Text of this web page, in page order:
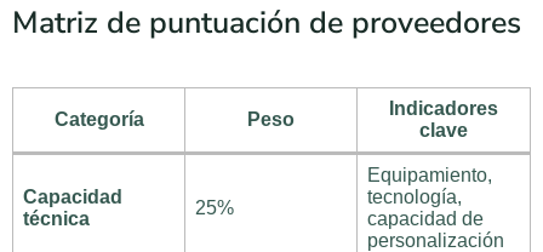
Matriz de puntuación de proveedores
Categoría Peso
Indicadores
clave
Capacidad
técnica
25%
Equipamiento,
tecnología,
capacidad de
personalización